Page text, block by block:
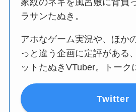
家紋のネギを風呂敷に背負
ラサンたぬき。
アホなゲーム実況や、ほか
っと違う企画に定評がある
ットたぬきVTuber。トーク
Twitter